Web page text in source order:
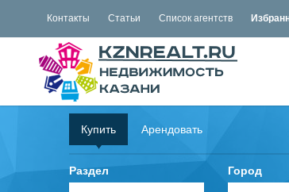
Контакты Статьи Список агентств
Купить Арендовать
Раздел Город